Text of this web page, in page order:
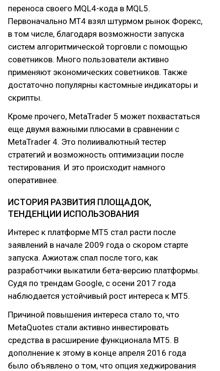
переноса своего MQL4-кода в MQL5.
Первоначально MT4 взял штурмом рынок Форекс,
в том числе, благодаря возможности запуска
систем алгоритмической торговли с помощью
советников. Много пользователи активно
применяют экономических советников. Также
достаточно популярны кастомные индикаторы и
скрипты.
Кроме прочего, MetaTrader 5 может похвастаться
еще двумя важными плюсами в сравнении с
MetaTrader 4. Это полиивалютный тестер
стратегий и возможность оптимизации после
тестирования. И это происходит намного
оперативнее.
ИСТОРИЯ РАЗВИТИЯ ПЛОЩАДОК,
ТЕНДЕНЦИИ ИСПОЛЬЗОВАНИЯ
Интерес к платформе МТ5 стал расти после
заявлений в начале 2009 года о скором старте
запуска. Ажиотаж спал после того, как
разработчики выкатили бета-версию платформы.
Судя по трендам Google, с осени 2017 года
наблюдается устойчивый рост интереса к МТ5.
Причиной повышения интереса стало то, что
MetaQuotes стали активно инвестировать
средства в расширение функционала MT5. В
дополнение к этому в конце апреля 2016 года
было объявлено о том, что опция хеджирования